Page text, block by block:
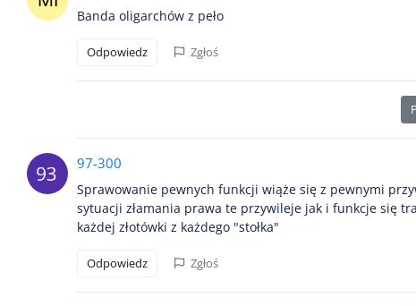
Banda oligarchów z peło
Odpowiedz Zgłoś
97-300
Sprawowanie pewnych funkcji wiąże się z pewnymi
sytuacji złamania prawa te przywileje jak i funkcje się
każdej złotówki z każdego "stołka"
Odpowiedz Zgłoś